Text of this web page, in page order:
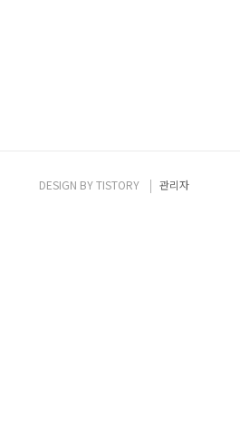
DESIGN BYTISTORY 관리자